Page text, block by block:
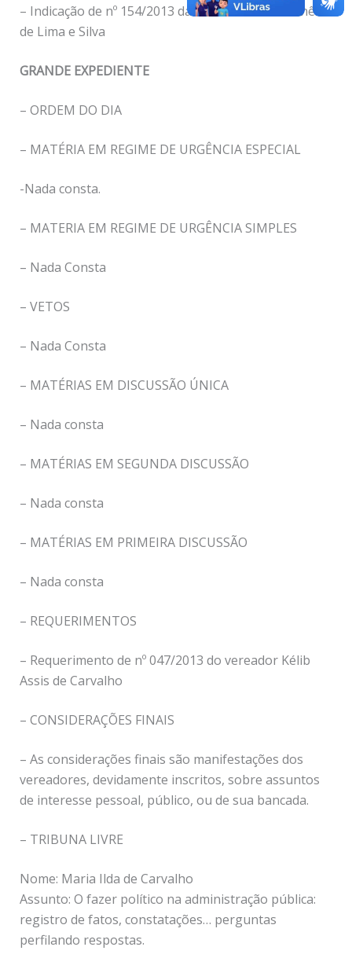
– Indicação de nº 154/2013 da vereadora Maria Inês
de Lima e Silva
GRANDE EXPEDIENTE
– ORDEM DO DIA
– MATÉRIA EM REGIME DE URGÊNCIA ESPECIAL
-Nada consta.
– MATERIA EM REGIME DE URGÊNCIA SIMPLES
– Nada Consta
– VETOS
– Nada Consta
– MATÉRIAS EM DISCUSSÃO ÚNICA
– Nada consta
– MATÉRIAS EM SEGUNDA DISCUSSÃO
– Nada consta
– MATÉRIAS EM PRIMEIRA DISCUSSÃO
– Nada consta
– REQUERIMENTOS
– Requerimento de nº 047/2013 do vereador Kélib
Assis de Carvalho
– CONSIDERAÇÕES FINAIS
– As considerações finais são manifestações dos
vereadores, devidamente inscritos, sobre assuntos
de interesse pessoal, público, ou de sua bancada.
– TRIBUNA LIVRE
Nome: Maria Ilda de Carvalho
Assunto: O fazer político na administração pública:
registro de fatos, constatações… perguntas
perfilando respostas.